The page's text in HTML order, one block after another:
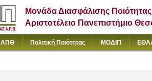
Μονάδα Διασφάλισης Ποιότητας
Αριστοτέλειο Πανεπιστήμιο
ΑΠΘ Πολιτική Ποιότητας ΜΟΔΙΠ